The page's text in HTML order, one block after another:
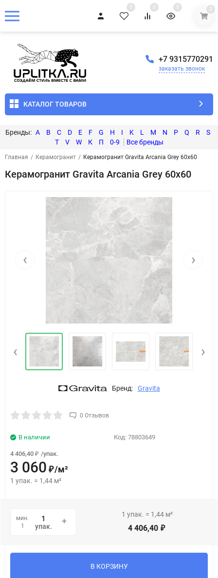
0 0 0 0
+7 9315770291
заказать звонок
КАТАЛОГ ТОВАРОВ
A B C D E F G H I K L M N P Q R
S
T
V W К П 0-9
Главная / Керамогранит / Керамогранит Gravita Arcania Grey 60x60
Керамогранит Gravita Arcania Grey 60x60
‹ ›
‹ ›
Бренд: Gravita
0 Отзывов
Код: 78803649
В наличии
4 406,40 ₽ /упак.
3 060 ₽/м²
1 упак. = 1,44 м²
мин.
1
упак.
1 упак. = 1,44 м²
4 406,40 ₽
В КОРЗИНУ